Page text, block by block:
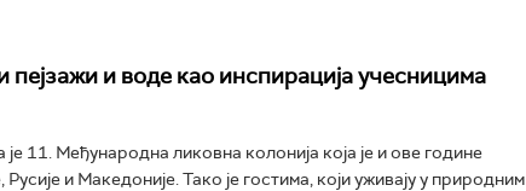
и воде као инспирација учесницима
11. Међународна ликовна колонија која је и ове године
и Македоније. Тако је гостима, који уживају у природним